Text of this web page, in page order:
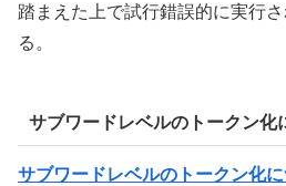
踏まえた上で試行錯誤的に実行
る。
サブワードレベルのトークン化
サブワードレベルのトークン化